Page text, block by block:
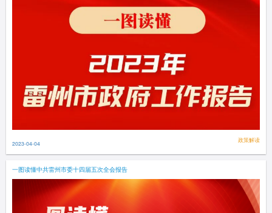
2023-04-04 政策解读
一图读懂中共雷州市委十四届五次全会报告